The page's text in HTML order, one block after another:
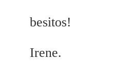
besitos!
Irene.